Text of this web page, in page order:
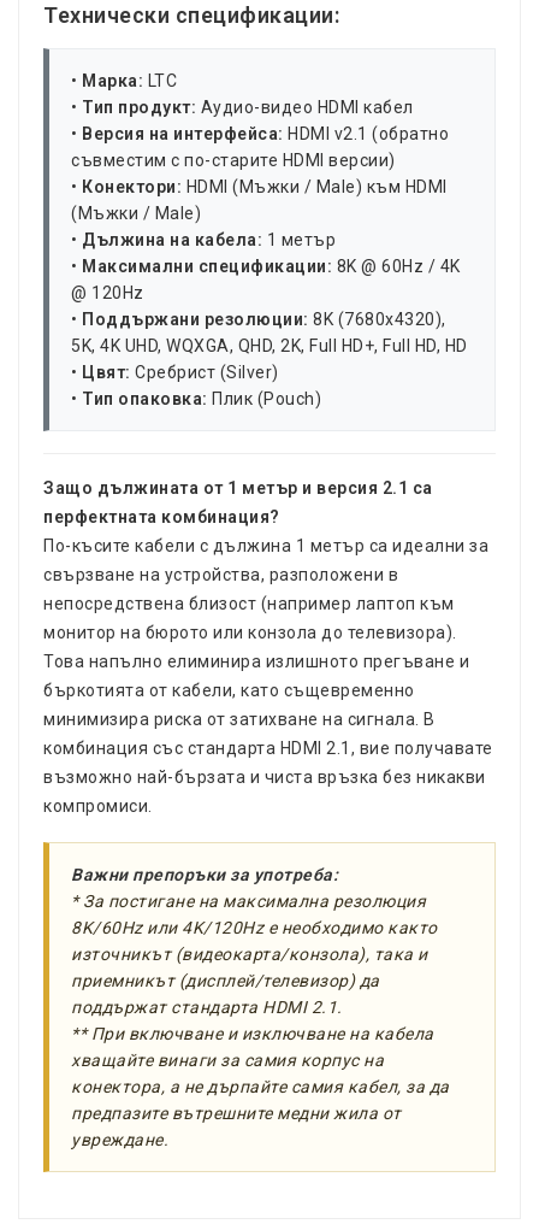
Технически спецификации:
• Марка: LTC
• Тип продукт: Аудио-видео HDMI кабел
• Версия на интерфейса: HDMI v2.1 (обратно
съвместим с по-старите HDMI версии)
• Конектори: HDMI (Мъжки / Male) към HDMI
(Мъжки / Male)
• Дължина на кабела: 1 метър
• Максимални спецификации: 8K @ 60Hz / 4K
@ 120Hz
• Поддържани резолюции: 8K (7680x4320),
5K, 4K UHD, WQXGA, QHD, 2K, Full HD+, Full HD, HD
• Цвят: Сребрист (Silver)
• Тип опаковка: Плик (Pouch)
Защо дължината от 1 метър и версия 2.1 са
перфектната комбинация?
По-късите кабели с дължина 1 метър са идеални за
свързване на устройства, разположени в
непосредствена близост (например лаптоп към
монитор на бюрото или конзола до телевизора).
Това напълно елиминира излишното прегъване и
бъркотията от кабели, като същевременно
минимизира риска от затихване на сигнала. В
комбинация със стандарта HDMI 2.1, вие получавате
възможно най-бързата и чиста връзка без никакви
компромиси.
Важни препоръки за употреба:
* За постигане на максимална резолюция
8K/60Hz или 4K/120Hz е необходимо както
източникът (видеокарта/конзола), така и
приемникът (дисплей/телевизор) да
поддържат стандарта HDMI 2.1.
** При включване и изключване на кабела
хващайте винаги за самия корпус на
конектора, а не дърпайте самия кабел, за да
предпазите вътрешните медни жила от
увреждане.